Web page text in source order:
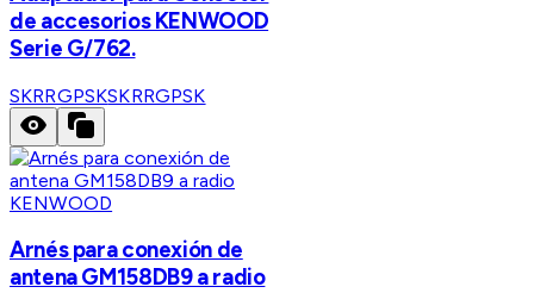
de accesorios KENWOOD
Serie G/762.
SKRRGPSKSKRRGPSK
KENWOOD
Arnés para conexión de
antena GM158DB9 a radio